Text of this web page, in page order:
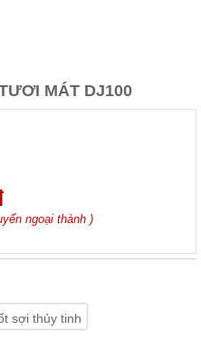
MÁT DJ100
ngoại thành )
sợi thủy tinh